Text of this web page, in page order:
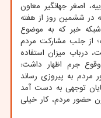
اصغر جهانگیر معاون
در ششمین روز از هفته
خبر که به موضوع
از جلب مشارکت مردم
درباب میزان استفاده
جرم اظهار داشت:
مردم به پیروزی رساند
توجهی به دست آمد
حضور مردم، کار خیلی